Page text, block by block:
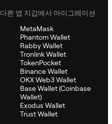
다른 앱 지갑에서 마이그레이션
MetaMask
Phantom Wallet
Rabby Wallet
Tronlink Wallet
TokenPocket
Binance Wallet
OKX Web3 Wallet
Base Wallet (Coinbase
Wallet)
Exodus Wallet
Trust Wallet